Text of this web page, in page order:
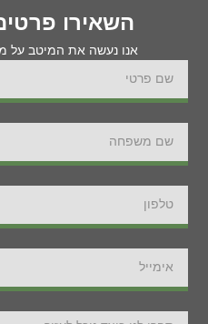
השאירו
אנו נעשה את המיטב על